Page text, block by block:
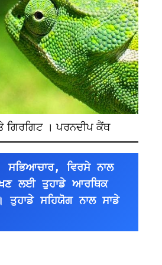
ਗਿਰਗਿਟ । ਪਰਨਦੀਪ ਕੈਂਥ
ਵਿਰਸੇ ਨਾਲ
ਲਈ ਤੁਹਾਡੇ ਆਰਥਿਕ
ਸਹਿਯੋਗ ਨਾਲ ਸਾਡੇ